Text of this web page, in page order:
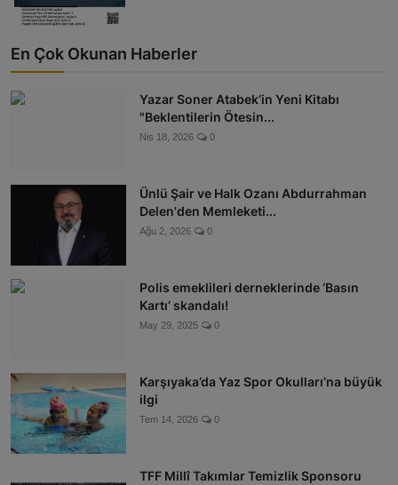
En Çok Okunan Haberler
Yazar Soner Atabek’in Yeni Kitabı
"Beklentilerin Ötesin...
Nis 18, 2026 0
Ünlü Şair ve Halk Ozanı Abdurrahman
Delen'den Memleketi...
Ağu 2, 2026 0
Polis emeklileri derneklerinde ‘Basın
Kartı’ skandalı!
May 29, 2025 0
Karşıyaka’da Yaz Spor Okulları’na büyük
ilgi
Tem 14, 2026 0
TFF Millî Takımlar Temizlik Sponsoru